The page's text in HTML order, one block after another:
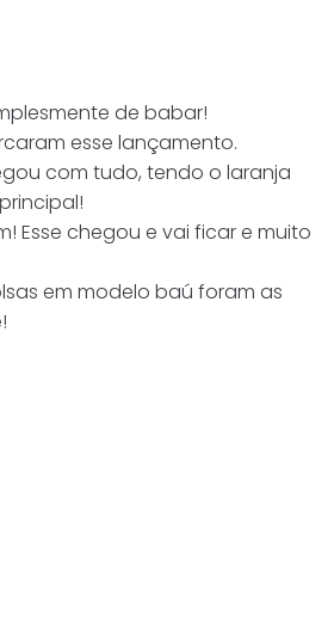
de babar!
esse lançamento.
com tudo, tendo o laranja
Esse chegou e vai ficar e muito
em modelo baú foram as